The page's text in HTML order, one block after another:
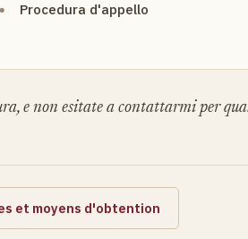
Procedura d'appello
e non esitate a contattarmi per
et moyens d'obtention